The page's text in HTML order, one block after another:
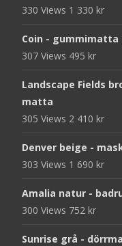
330 Views 1 330 kr
Coin - gummimatta
307 Views 495 kr
Landscape Fields
matta
305 Views 2 410 kr
Denver beige -
303 Views 1 690 kr
Amalia natur -
300 Views 752 kr
Sunrise grå -